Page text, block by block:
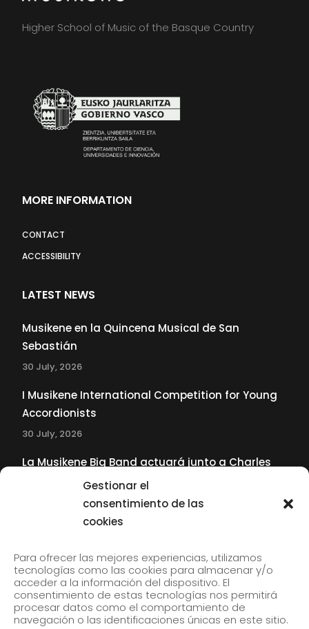
Gestionar el
consentimiento de las
cookies
Para ofrecer las mejores experiencias, utilizamos
tecnologías como las cookies para almacenar y/o
acceder a la información del dispositivo. El
consentimiento de estas tecnologías nos permitirá
procesar datos como el comportamiento de
navegación o las identificaciones únicas en este sitio.
Higher School of Music of the Basque Country
MORE INFORMATION
CONTACT
ACCESSIBILITY
LATEST NEWS
Musikene en la Quincena Musical de San
Sebastián
30 July, 2026
I Musikene International Competition for Young
Accordionists
30 July, 2026
La Musikene Big Band actuará junto a Charles
Tolliver en el 61 Jazzaldia
Subscribe to our newsletter to receive our news by
email.